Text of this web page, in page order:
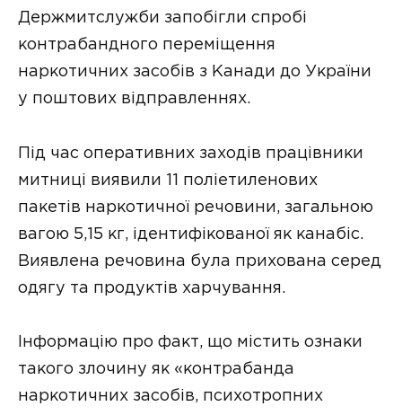
Держмитслужби запобігли спробі
контрабандного переміщення
наркотичних засобів з Канади до України
у поштових відправленнях.
Під час оперативних заходів працівники
митниці виявили 11 поліетиленових
пакетів наркотичної речовини, загальною
вагою 5,15 кг, ідентифікованої як канабіс.
Виявлена речовина була прихована серед
одягу та продуктів харчування.
Інформацію про факт, що містить ознаки
такого злочину як «контрабанда
наркотичних засобів, психотропних